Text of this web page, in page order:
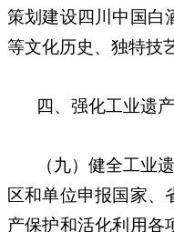
策划建设四川中国白
等文化历史、独特技
四、强化工业遗
（九）健全工业
区和单位申报国家、
产保护和活化利用各